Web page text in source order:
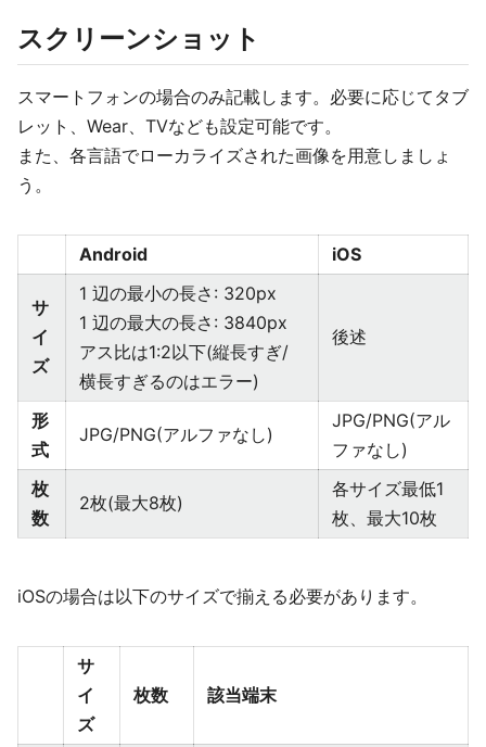
スクリーンショット
スマートフォンの場合のみ記載します。必要に応じてタブ
レット、Wear、TVなども設定可能です。
また、各言語でローカライズされた画像を用意しましょ
う。
Android iOS
サ
イ
ズ
1 辺の最小の長さ: 320px
1 辺の最大の長さ: 3840px
アス比は1:2以下(縦長すぎ/
横長すぎるのはエラー)
後述
形
式
JPG/PNG(アルファなし)
JPG/PNG(アル
ファなし)
枚
数
2枚(最大8枚)
各サイズ最低1
枚、最大10枚
iOSの場合は以下のサイズで揃える必要があります。
サ
イ
ズ
枚数 該当端末